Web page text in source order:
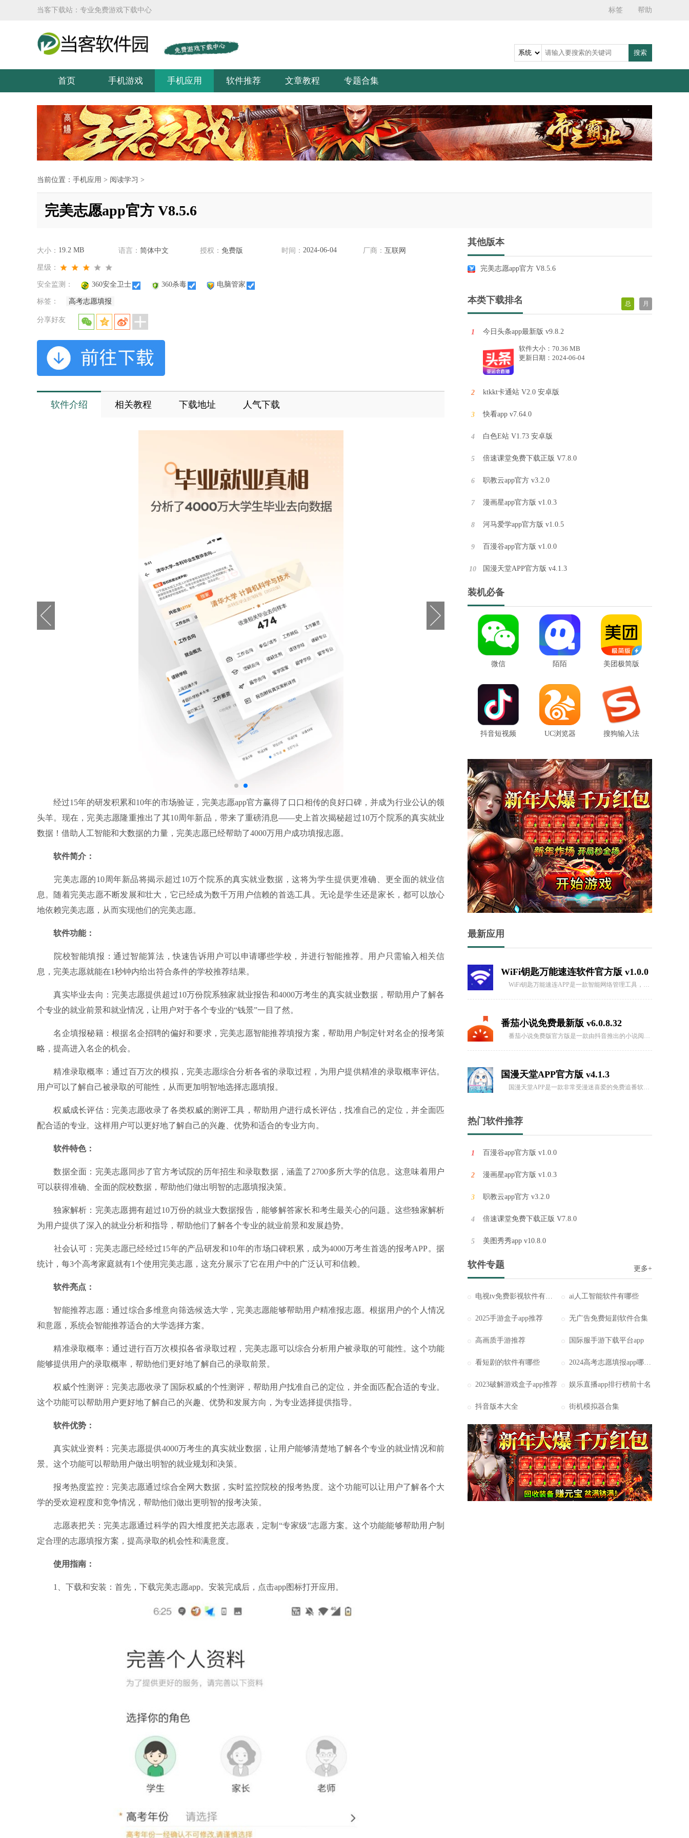
当客下载站：专业免费游戏下载中心 标签 帮助
搜索
首页 手机游戏 手机应用 软件推荐 文章教程 专题合集
当前位置： 手机应用 > 阅读学习 >
完美志愿app官方 V8.5.6
大小： 19.2 MB 语言： 简体中文 授权： 免费版 时间： 2024-06-04 厂商： 互联网
星级：
安全监测： 360安全卫士 360杀毒 电脑管家
标签： 高考志愿填报
分享好友
软件介绍 相关教程 下载地址 人气下载
经过15年的研发积累和10年的市场验证，完美志愿app官方赢得了口口相传的良好口碑，并成为行业公认的领
头羊。现在，完美志愿隆重推出了其10周年新品，带来了重磅消息——史上首次揭秘超过10万个院系的真实就业
数据！借助人工智能和大数据的力量，完美志愿已经帮助了4000万用户成功填报志愿。
软件简介：
完美志愿的10周年新品将揭示超过10万个院系的真实就业数据，这将为学生提供更准确、更全面的就业信
息。随着完美志愿不断发展和壮大，它已经成为数千万用户信赖的首选工具。无论是学生还是家长，都可以放心
地依赖完美志愿，从而实现他们的完美志愿。
软件功能：
院校智能填报：通过智能算法，快速告诉用户可以申请哪些学校，并进行智能推荐。用户只需输入相关信
息，完美志愿就能在1秒钟内给出符合条件的学校推荐结果。
真实毕业去向：完美志愿提供超过10万份院系独家就业报告和4000万考生的真实就业数据，帮助用户了解各
个专业的就业前景和就业情况，让用户对于各个专业的“钱景”一目了然。
名企填报秘籍：根据名企招聘的偏好和要求，完美志愿智能推荐填报方案，帮助用户制定针对名企的报考策
略，提高进入名企的机会。
精准录取概率：通过百万次的模拟，完美志愿综合分析各省的录取过程，为用户提供精准的录取概率评估。
用户可以了解自己被录取的可能性，从而更加明智地选择志愿填报。
权威成长评估：完美志愿收录了各类权威的测评工具，帮助用户进行成长评估，找准自己的定位，并全面匹
配合适的专业。这样用户可以更好地了解自己的兴趣、优势和适合的专业方向。
软件特色：
数据全面：完美志愿同步了官方考试院的历年招生和录取数据，涵盖了2700多所大学的信息。这意味着用户
可以获得准确、全面的院校数据，帮助他们做出明智的志愿填报决策。
独家解析：完美志愿拥有超过10万份的就业大数据报告，能够解答家长和考生最关心的问题。这些独家解析
为用户提供了深入的就业分析和指导，帮助他们了解各个专业的就业前景和发展趋势。
社会认可：完美志愿已经经过15年的产品研发和10年的市场口碑积累，成为4000万考生首选的报考APP。据
统计，每3个高考家庭就有1个使用完美志愿，这充分展示了它在用户中的广泛认可和信赖。
软件亮点：
智能推荐志愿：通过综合多维意向筛选候选大学，完美志愿能够帮助用户精准报志愿。根据用户的个人情况
和意愿，系统会智能推荐适合的大学选择方案。
精准录取概率：通过进行百万次模拟各省录取过程，完美志愿可以综合分析用户被录取的可能性。这个功能
能够提供用户的录取概率，帮助他们更好地了解自己的录取前景。
权威个性测评：完美志愿收录了国际权威的个性测评，帮助用户找准自己的定位，并全面匹配合适的专业。
这个功能可以帮助用户更好地了解自己的兴趣、优势和发展方向，为专业选择提供指导。
软件优势：
真实就业资料：完美志愿提供4000万考生的真实就业数据，让用户能够清楚地了解各个专业的就业情况和前
景。这个功能可以帮助用户做出明智的就业规划和决策。
报考热度监控：完美志愿通过综合全网大数据，实时监控院校的报考热度。这个功能可以让用户了解各个大
学的受欢迎程度和竞争情况，帮助他们做出更明智的报考决策。
志愿表把关：完美志愿通过科学的四大维度把关志愿表，定制“专家级”志愿方案。这个功能能够帮助用户制
定合理的志愿填报方案，提高录取的机会性和满意度。
使用指南：
1、下载和安装：首先，下载完美志愿app。安装完成后，点击app图标打开应用。
其他版本
完美志愿app官方 V8.5.6
本类下载排名 总 月
1 今日头条app最新版 v9.8.2
软件大小：70.36 MB
更新日期：2024-06-04
2 ktkkt卡通站 V2.0 安卓版
3 快看app v7.64.0
4 白色E站 V1.73 安卓版
5 倍速课堂免费下载正版 V7.8.0
6 职教云app官方 v3.2.0
7 漫画星app官方版 v1.0.3
8 河马爱学app官方版 v1.0.5
9 百漫谷app官方版 v1.0.0
10 国漫天堂APP官方版 v4.1.3
装机必备
微信 陌陌 美团极简版
抖音短视频 UC浏览器 搜狗输入法
最新应用
WiFi钥匙万能速连软件官方版 v1.0.0
番茄小说免费最新版 v6.0.8.32
国漫天堂APP官方版 v4.1.3
国漫天堂APP是一款非常受漫迷喜爱的免费追番软件，提供了各种不同题材的正版漫画内容。用户可以根据个人喜好选择并阅读各种精彩漫画，而且无需等待即可享受漫画更新带来的乐趣。此软件涵盖了多个地区的漫画作品，
西瓜看球直播app安卓版v2.1.1
西瓜看球直播app安卓版是一款能够轻松观看足球赛事的软件，软件提供丰富的足球相关动态内容，用户能够观看各种的足球直播和相关视频，带来高清的画面设置和便利的弹幕交流体验，也能了解各种的体育相关知识和资讯。
tom影院app最新安卓版 v1.0
tom影院app是一款手机上的免费追剧平台，提供丰富的影视资源，包括各种类型的剧集，让用户可以轻松在线观看。不仅有高清的画质播放，还能实时更新最新的资源，而且所有内容都是免费的，无需会员。让用户可以随时随地
WiFi钥匙万能速连软件官方版 v1.0.0
WiFi钥匙万能速连APP是一款智能网络管理工具，提供了全方位的网络连接、测速、安全检测等功能，让用户随时随地都能轻松连接到最佳的WiFi网络，享受稳定流畅的网络使用体验。
番茄小说免费最新版 v6.0.8.32
番茄小说免费版官方版是一款由抖音推出的小说阅读平台软件。这款软件拥有非常丰富的小说资源库，所有的小说都可以免费阅读，让用户可以随时随地畅享阅读的乐趣。
国漫天堂APP官方版 v4.1.3
国漫天堂APP是一款非常受漫迷喜爱的免费追番软件，提供了各种不同题材的正版漫画内容。用户可以根据个人喜好选择并阅读各种精彩漫画，而且无需等待即可享受漫画更新带来的乐趣。此软件涵盖了多个地区的漫画作品，
西瓜看球直播app安卓版v2.1.1
tom影院app最新安卓版 v1.0
热门软件推荐
1 百漫谷app官方版 v1.0.0
2 漫画星app官方版 v1.0.3
3 职教云app官方 v3.2.0
4 倍速课堂免费下载正版 V7.8.0
5 美图秀秀app v10.8.0
软件专题 更多+
电视tv免费影视软件有哪些 ai人工智能软件有哪些
2025手游盒子app推荐 无广告免费短剧软件合集
高画质手游推荐 国际服手游下载平台app
看短剧的软件有哪些 2024高考志愿填报app哪个好用
2023破解游戏盒子app推荐 娱乐直播app排行榜前十名
抖音版本大全 街机模拟器合集